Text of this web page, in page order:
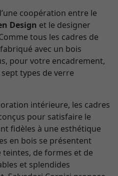
coopération entre le
Design et le designer
tous les cadres de
avec un bois
pour votre encadrement,
types de verre
intérieure, les cadres
pour satisfaire le
fidèles à une esthétique
en bois se présentent
de formes et de
et splendides